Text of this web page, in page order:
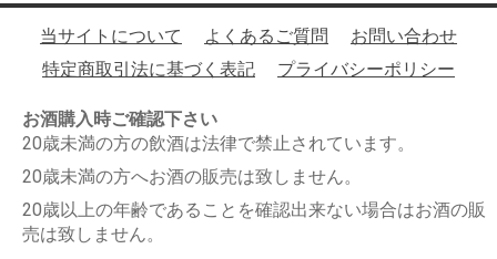
当サイトについて よくあるご質問
お問い合わせ
特定商取引法に基づく表記
プライバシーポリシー
お酒購入時ご確認下さい
20歳未満の方の飲酒は法律で禁止されています。
20歳未満の方へお酒の販売は致しません。
20歳以上の年齢であることを確認出来ない場合はお酒の販
売は致しません。